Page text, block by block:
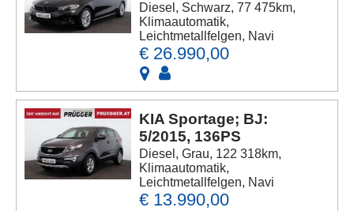
Diesel, Schwarz, 77 475km,
Klimaautomatik,
Leichtmetallfelgen, Navi
€ 26.990,00
KIA Sportage; BJ:
5/2015, 136PS
Diesel, Grau, 122 318km,
Klimaautomatik,
Leichtmetallfelgen, Navi
€ 13.990,00